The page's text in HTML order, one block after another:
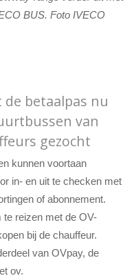
BUS. Foto IVECO
betaalpas nu
van
gezocht
kunnen voortaan
in- en uit te checken met
of abonnement.
te reizen met de OV-
bij de chauffeur.
van OVpay, de
ov.